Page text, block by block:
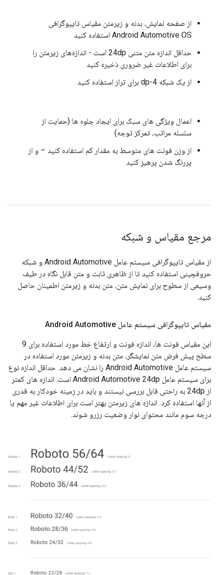
از صفحه نمایش، بدنه و زیرمتن مقیاس تایپوگرافی
Android Automotive OS استفاده کنید
حداقل اندازه متن متنی 24dp است - اندازه‌های زیرمتن را
برای اطلاعات غیر ضروری ذخیره کنید
از یک شبکه 4-dp برای تراز استفاده کنید
اعمال ویژگی های سبک برای ایجاد جلوه ها (حمایت از
سلسله مراتب، تمرکز توجه)
از وزن فونت های متوسط ​​به مقدار کم استفاده کنید – و از
پررنگ شدن پرهیز کنید
مرجع مقیاس و شبکه
از مقیاس تایپوگرافی سیستم عامل Android Automotive و شبکه
حروفچینی استفاده کنید تا از ظاهری ثابت و متن قابل نگاه در طیف
وسیعی از سطوح برای نمایش متن، متن بدنه و زیرمتن اطمینان حاصل
کنید.
مقیاس تایپوگرافی سیستم عامل Android Automotive
این مقیاس فونت ها، اندازه فونت و ارتفاع خط مورد استفاده برای 9
سطح پیش فرض متن نمایشگر، متن بدنه و زیرمتن مورد استفاده در
سیستم عامل Android Automotive را نشان می دهد. حداقل اندازه نوع
برای سیستم عامل Android Automotive 24dp است. اندازه های کمتر
از 24dp به راحتی قابل بررسی نیستند و باید در زمینه خودکار به قدری
از آنها استفاده کرد. اندازه های زیرمتن بهتر است برای اطلاعات غیر مهم یا
درجه سوم مانند محتوای نوار وضعیت رزرو شوند.